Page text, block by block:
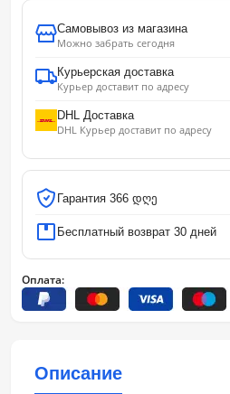
Самовывоз из магазина
Можно забрать сегодня
Курьерская доставка
Курьер доставит по адресу
DHL Доставка
DHL Курьер доставит по адресу
Гарантия 366 დღე
Бесплатный возврат 30 дней
Оплата:
Описание